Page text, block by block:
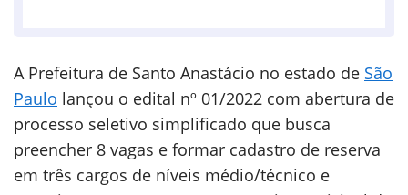
A Prefeitura de Santo Anastácio no estado de São
Paulo lançou o edital nº 01/2022 com abertura de
processo seletivo simplificado que busca
preencher 8 vagas e formar cadastro de reserva
em três cargos de níveis médio/técnico e